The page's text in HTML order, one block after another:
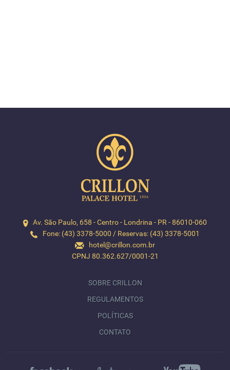
Av. São Paulo, 658 - Centro - Londrina - PR - 86010-060
Fone: (43) 3378-5000 / Reservas: (43) 3378-5001
hotel@crillon.com.br
CPNJ 80.362.627/0001-21
SOBRE CRILLON
REGULAMENTOS
POLÍTICAS
CONTATO